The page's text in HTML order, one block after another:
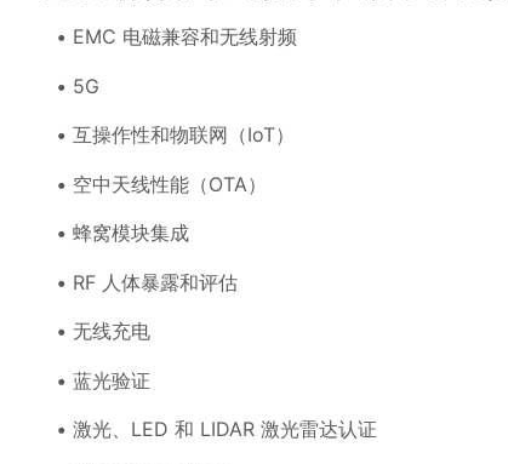
EMC 电磁兼容和无线射频
5G
互操作性和物联网（IoT）
空中天线性能（OTA）
蜂窝模块集成
RF 人体暴露和评估
无线充电
蓝光验证
激光、LED 和 LIDAR 激光雷达认证